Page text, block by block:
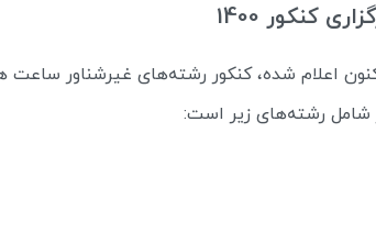
کنکور 1400
اعلام شده، کنکور رشته‌های غیرشناور ساعت
شامل رشته‌های زیر است: